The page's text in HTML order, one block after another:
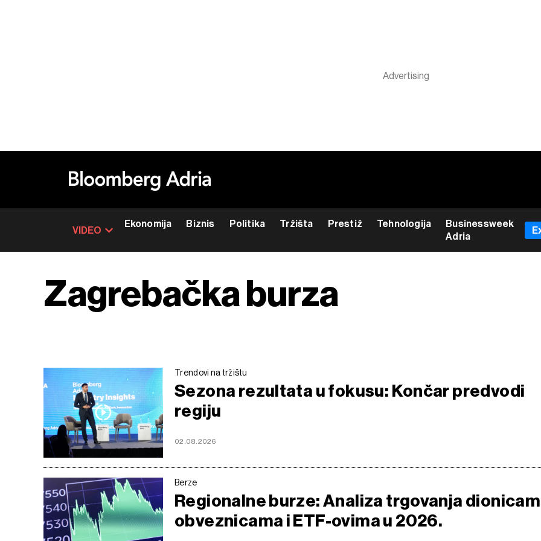
VIDEO
Ekonomija Biznis Politika Tržišta Prestiž Tehnologija
Businessweek
Adria
Zagrebačka burza
Trendovi na tržištu
Sezona rezultata u fokusu: Končar predvodi
regiju
02.08.2026
Berze
Regionalne burze: Analiza trgovanja
obveznicama i ETF-ovima u 2026.